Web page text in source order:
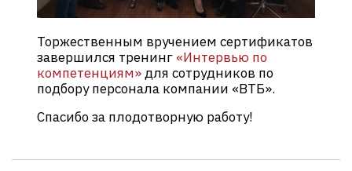
Торжественным вручением сертификатов
завершился тренинг «Интервью по
компетенциям»для сотрудников по
подбору персонала компании «ВТБ».
Спасибо за плодотворную работу!